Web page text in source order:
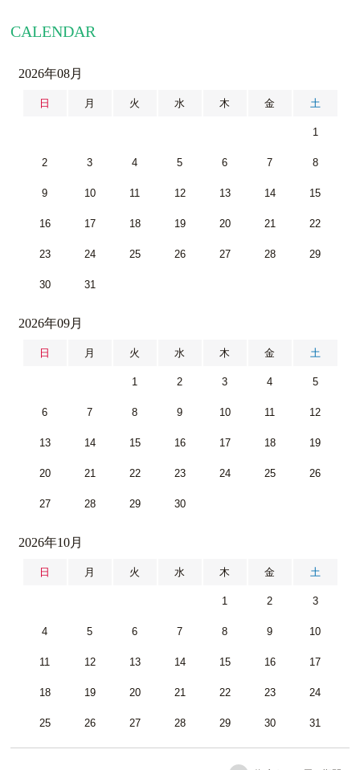
CALENDAR
2026年08月
日 月 火 水 木 金 土
1
2 3 4 5 6 7 8
9 10 11 12 13 14 15
16 17 18 19 20 21 22
23 24 25 26 27 28 29
30 31
2026年09月
日 月 火 水 木 金 土
1 2 3 4 5
6 7 8 9 10 11 12
13 14 15 16 17 18 19
20 21 22 23 24 25 26
27 28 29 30
2026年10月
日 月 火 水 木 金 土
1 2 3
4 5 6 7 8 9 10
11 12 13 14 15 16 17
18 19 20 21 22 23 24
25 26 27 28 29 30 31